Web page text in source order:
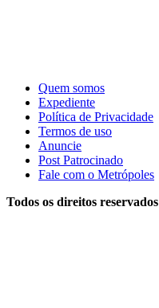
Quem somos
Expediente
Política de Privacidade
Termos de uso
Anuncie
Post Patrocinado
Fale com o Metrópoles
Todos os direitos reservados